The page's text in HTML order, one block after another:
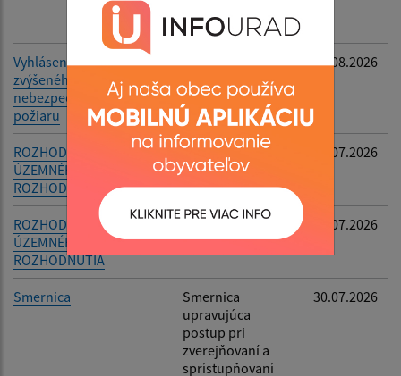
volebnej komisie
Vyhlásenie času
zvýšeného
nebezpečenstva vzniku
požiaru
Vyhlásenie času
zvýšeného
nebezpečenstva
vzniku požiaru
05.08.2026
ROZHODNUTIE O ZMENE
ÚZEMNÉHO
ROZHODNUTIA
- 30.07.2026
ROZHODNUTIE O ZMENE
ÚZEMNÉHO
ROZHODNUTIA
- 30.07.2026
Smernica
Smernica
upravujúca
postup pri
zverejňovaní a
sprístupňovaní
30.07.2026